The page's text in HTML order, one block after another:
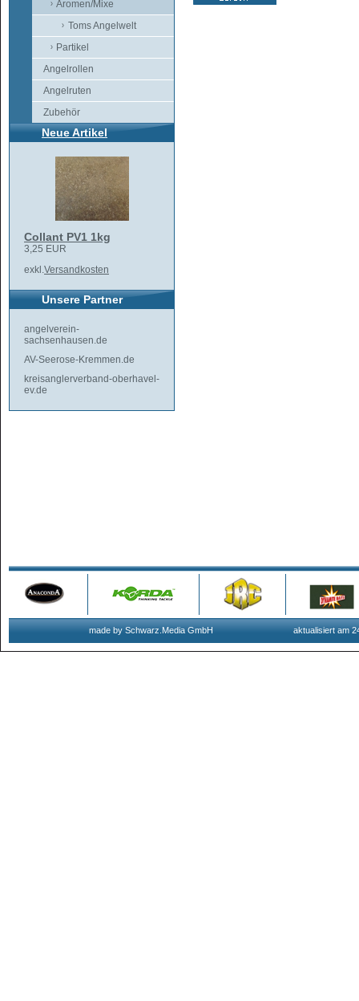
Aromen/Mixe
Toms Angelwelt
Partikel
Angelrollen
Angelruten
Zubehör
Neue Artikel
Collant PV1 1kg
3,25 EUR
exkl.Versandkosten
Unsere Partner
angelverein-
sachsenhausen.de
AV-Seerose-Kremmen.de
kreisanglerverband-oberhavel-
ev.de
made by Schwarz.Media GmbH aktualisiert am